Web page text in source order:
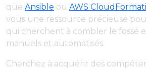
que Ansible ou AWS
vous une ressource précieuse
qui cherchent à combler le fossé
manuels et automatisés.
Cherchez à acquérir des